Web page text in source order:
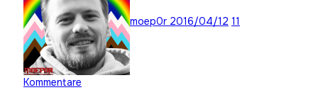
moep0r 2016/04/12 11
Kommentare